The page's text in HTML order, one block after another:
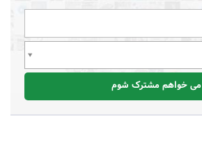
می خواهم مشترک شوم